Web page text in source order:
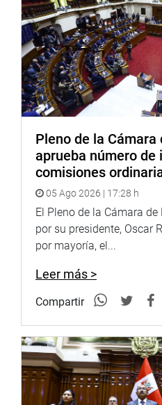
Pleno de la Cámara
aprueba número de
comisiones
05 Ago 2026 | 17:28 h
El Pleno de la Cámara
por su presidente, Oscar
por mayoría, el...
Leer más >
Compartir